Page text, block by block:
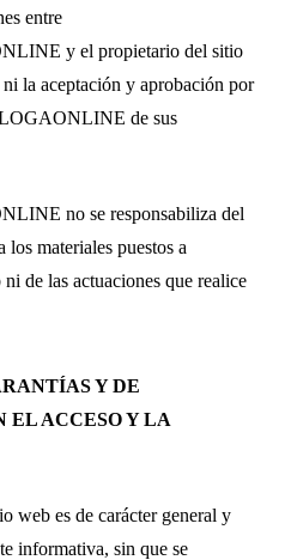
entre
y el propietario del sitio
la aceptación y aprobación por
de sus
no se responsabiliza del
los materiales puestos a
de las actuaciones que realice
Y DE
EL ACCESO Y LA
web es de carácter general y
informativa, sin que se